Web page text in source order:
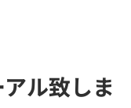
ル致しま